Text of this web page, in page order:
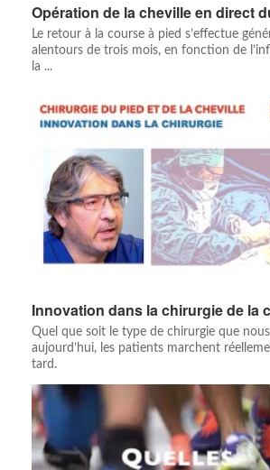
Opération de la cheville en direct
Le retour à la course à pied s’effectue
alentours de trois mois, en fonction de
la ...
Innovation dans la chirurgie de la
Quel que soit le type de chirurgie que
aujourd’hui, les patients marchent
tard.